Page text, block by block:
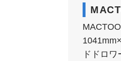
ドドロ